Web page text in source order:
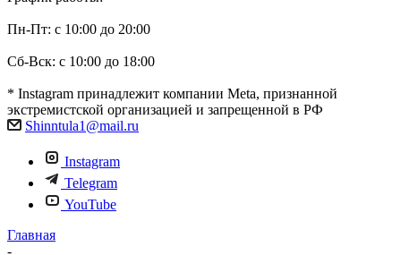
Пн-Пт: с 10:00 до 20:00
Сб-Вск: с 10:00 до 18:00
* Instagram принадлежит компании Meta, признанной
экстремистской организацией и запрещенной в РФ
Shinntula1@mail.ru
Instagram
Telegram
YouTube
Главная
-